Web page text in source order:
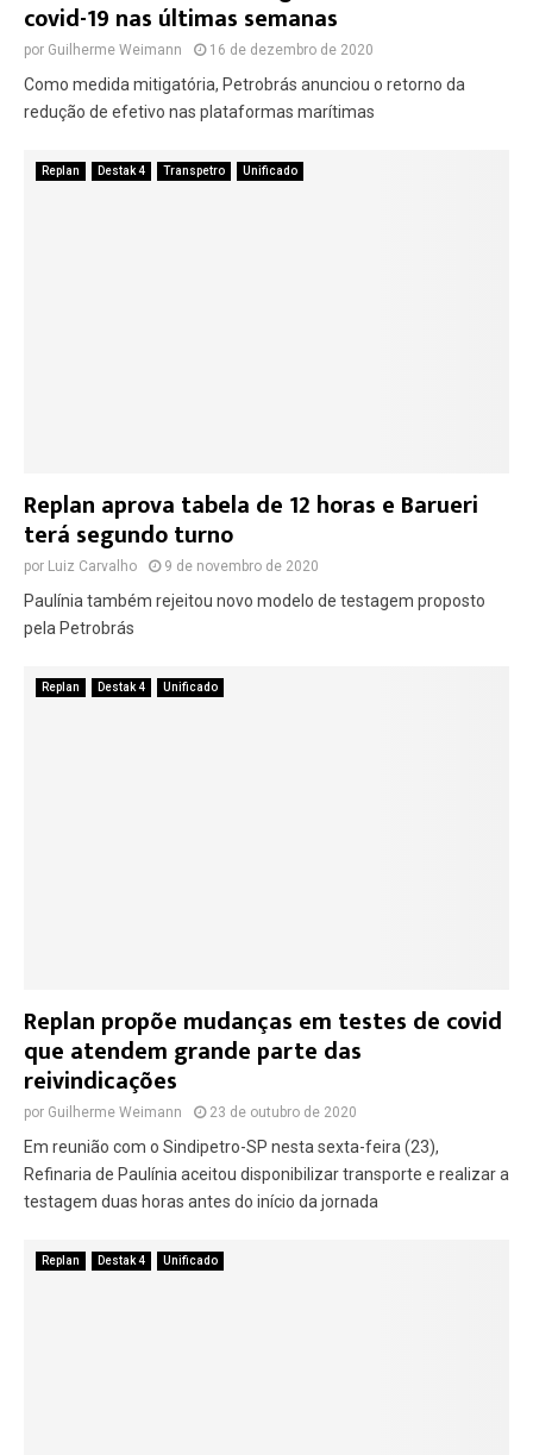
covid-19 nas últimas semanas
por Guilherme Weimann 16 de dezembro de 2020
Como medida mitigatória, Petrobrás anunciou o retorno da
redução de efetivo nas plataformas marítimas
Replan Destak 4 Transpetro Unificado
Replan aprova tabela de 12 horas e Barueri
terá segundo turno
por Luiz Carvalho 9 de novembro de 2020
Paulínia também rejeitou novo modelo de testagem proposto
pela Petrobrás
Replan Destak 4 Unificado
Replan propõe mudanças em testes de covid
que atendem grande parte das
reivindicações
por Guilherme Weimann 23 de outubro de 2020
Em reunião com o Sindipetro-SP nesta sexta-feira (23),
Refinaria de Paulínia aceitou disponibilizar transporte e realizar a
testagem duas horas antes do início da jornada
Replan Destak 4 Unificado